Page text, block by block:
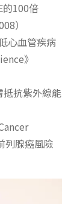
的100倍
）
心血管疾病
》
抗紫外線能
列腺癌風險